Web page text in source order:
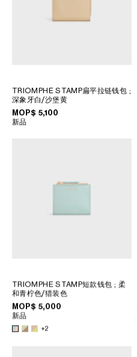
TRIOMPHE STAMP扁平拉链钱包 ;
深象牙白/沙堡黄
MOP$ 5,100
新品
TRIOMPHE STAMP短款钱包 ; 柔
和青柠色/猎装色
MOP$ 5,000
新品
+2